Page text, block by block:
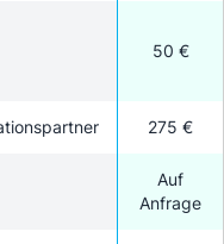
50 €
275 €
Auf
Anfrage